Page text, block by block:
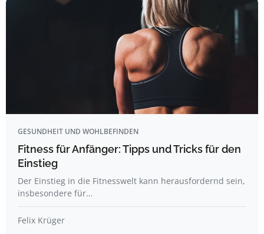
GESUNDHEIT UND WOHLBEFINDEN
Fitness für Anfänger: Tipps und Tricks für den
Einstieg
Der Einstieg in die Fitnesswelt kann herausfordernd sein,
insbesondere für…
Felix Krüger